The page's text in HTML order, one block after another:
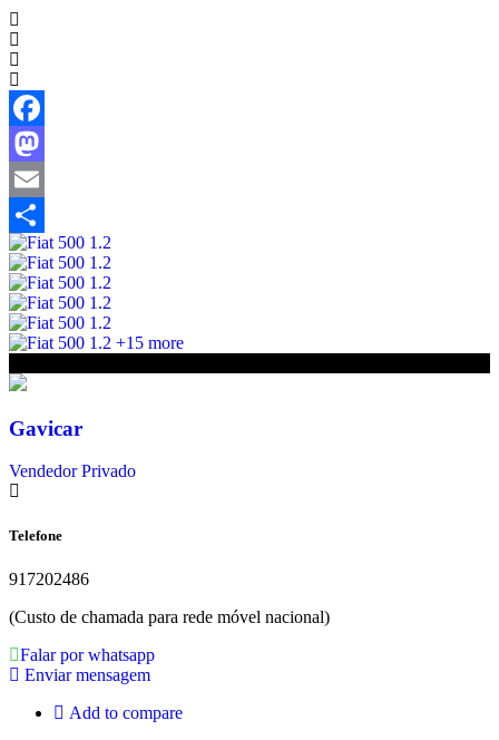
Facebook
Mastodon
Email
Share
+15 more
Gavicar
Vendedor Privado
Telefone
917202486
(Custo de chamada para rede móvel nacional)
Falar por whatsapp
Enviar mensagem
Add to compare